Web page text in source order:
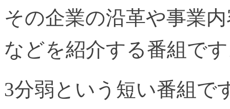
その企業の沿革や事業
などを紹介する番組で
3分弱という短い番組で